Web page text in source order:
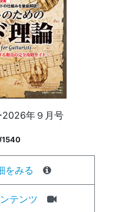
2026年９月号
をみる
テンツ